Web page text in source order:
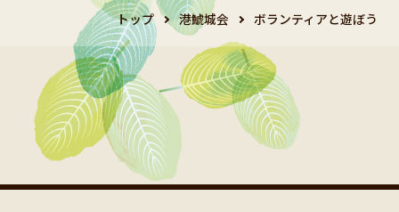
トップ 港鯱城会 ボランティアと遊ぼう